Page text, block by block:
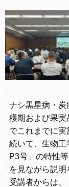
ナシ黒星病・炭
穫期および果
でこれまでに実
続いて、生物工
P3号」の特性
を見ながら説明
受講者からは